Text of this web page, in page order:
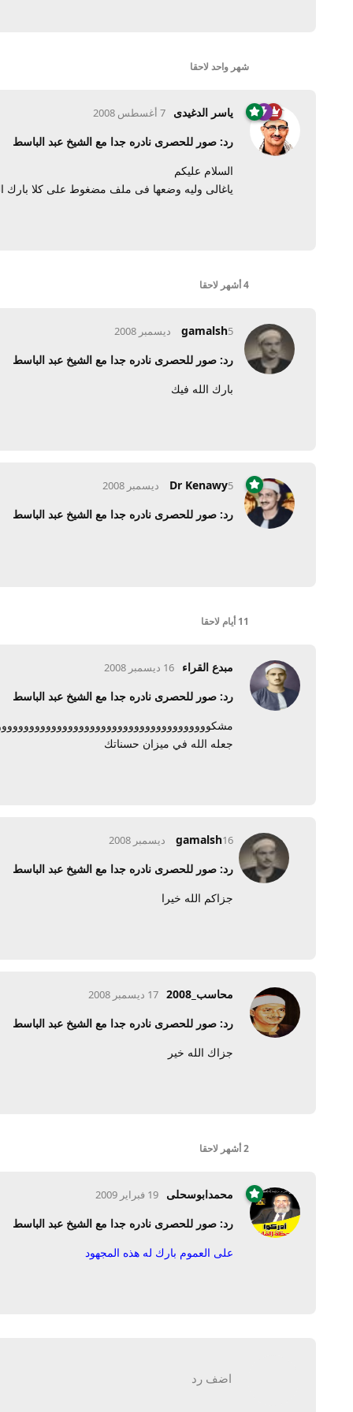
شهر واحد لاحقا
ياسر الدغيدى 7 أغسطس 2008
رد: صور للحصرى نادره جدا مع الشيخ عبد الباسط
السلام عليكم
ياغالى وليه وضعها فى ملف مضغوط على كلا بارك
4 أشهر لاحقا
gamalsh5 ديسمبر 2008
رد: صور للحصرى نادره جدا مع الشيخ عبد الباسط
بارك الله فيك
Dr Kenawy5 ديسمبر 2008
رد: صور للحصرى نادره جدا مع الشيخ عبد الباسط
11 أيام لاحقا
مبدع القراء 16 ديسمبر 2008
رد: صور للحصرى نادره جدا مع الشيخ عبد الباسط
جعله الله في ميزان حسناتك
gamalsh16 ديسمبر 2008
رد: صور للحصرى نادره جدا مع الشيخ عبد الباسط
جزاكم الله خيرا
محاسب_2008 17 ديسمبر 2008
رد: صور للحصرى نادره جدا مع الشيخ عبد الباسط
جزاك الله خير
2 أشهر لاحقا
محمدابوسحلى 19 فبراير 2009
رد: صور للحصرى نادره جدا مع الشيخ عبد الباسط
على العموم بارك له هذه المجهود
اضف رد